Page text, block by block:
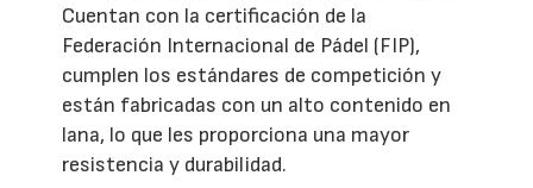
Cuentan con la certificación de la
Federación Internacional de Pádel (FIP),
cumplen los estándares de competición y
están fabricadas con un alto contenido en
lana, lo que les proporciona una mayor
resistencia y durabilidad.